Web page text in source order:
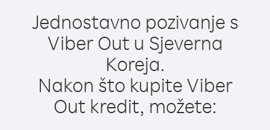
Jednostavno pozivanje s
Viber Out u Sjeverna
Koreja.
Nakon što kupite Viber
Out kredit, možete: